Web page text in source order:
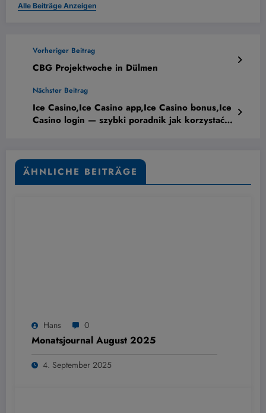
Alle Beiträge Anzeigen
Vorheriger Beitrag
CBG Projektwoche in Dülmen
Nächster Beitrag
Ice Casino,Ice Casino app,Ice Casino bonus,Ice
Casino login — szybki poradnik jak korzystać i
ÄHNLICHE BEITRÄGE
Hans 0
Monatsjournal August 2025
4. September 2025